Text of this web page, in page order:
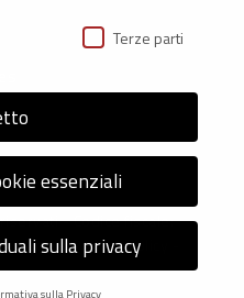
- Codice fiscale:
ePrivacy Policy
Terze parti
essenziali
sulla privacy
sulla Privacy